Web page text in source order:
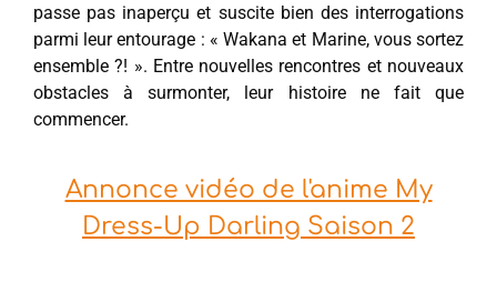
passe pas inaperçu et suscite bien des interrogations
parmi leur entourage : « Wakana et Marine, vous sortez
ensemble ?! ». Entre nouvelles rencontres et nouveaux
obstacles à surmonter, leur histoire ne fait que
commencer.
Annonce vidéo de l'anime My
Dress-Up Darling Saison 2